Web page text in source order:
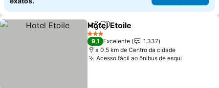
PartilharAdicionar aos favoritos
Hotel Etoile
3 Estrelas
9,1 Excelente
1.337
a 0.5 km de Centro da cidade
Acesso fácil ao ônibus de esqui